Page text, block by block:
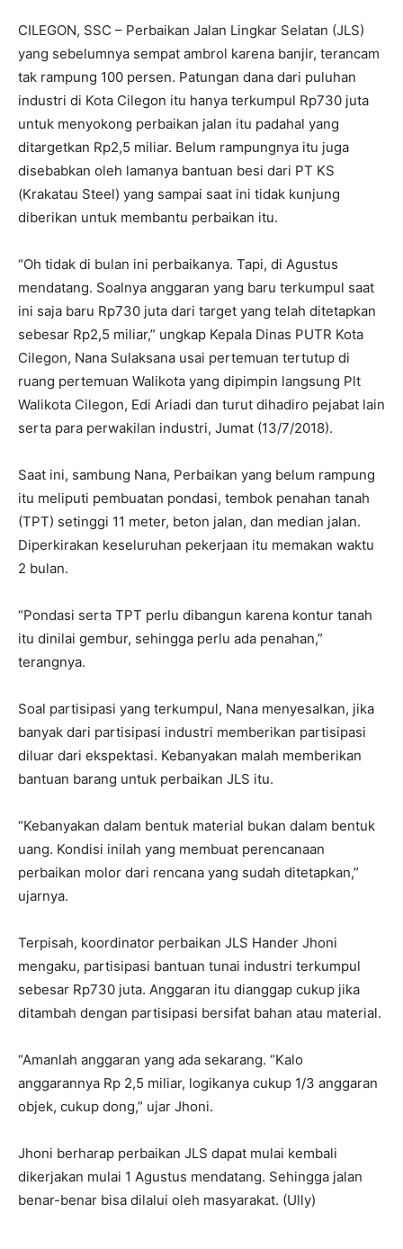
CILEGON, SSC – Perbaikan Jalan Lingkar Selatan (JLS)
yang sebelumnya sempat ambrol karena banjir, terancam
tak rampung 100 persen. Patungan dana dari puluhan
industri di Kota Cilegon itu hanya terkumpul Rp730 juta
untuk menyokong perbaikan jalan itu padahal yang
ditargetkan Rp2,5 miliar. Belum rampungnya itu juga
disebabkan oleh lamanya bantuan besi dari PT KS
(Krakatau Steel) yang sampai saat ini tidak kunjung
diberikan untuk membantu perbaikan itu.
“Oh tidak di bulan ini perbaikanya. Tapi, di Agustus
mendatang. Soalnya anggaran yang baru terkumpul saat
ini saja baru Rp730 juta dari target yang telah ditetapkan
sebesar Rp2,5 miliar,” ungkap Kepala Dinas PUTR Kota
Cilegon, Nana Sulaksana usai pertemuan tertutup di
ruang pertemuan Walikota yang dipimpin langsung Plt
Walikota Cilegon, Edi Ariadi dan turut dihadiro pejabat lain
serta para perwakilan industri, Jumat (13/7/2018).
Saat ini, sambung Nana, Perbaikan yang belum rampung
itu meliputi pembuatan pondasi, tembok penahan tanah
(TPT) setinggi 11 meter, beton jalan, dan median jalan.
Diperkirakan keseluruhan pekerjaan itu memakan waktu
2 bulan.
“Pondasi serta TPT perlu dibangun karena kontur tanah
itu dinilai gembur, sehingga perlu ada penahan,”
terangnya.
Soal partisipasi yang terkumpul, Nana menyesalkan, jika
banyak dari partisipasi industri memberikan partisipasi
diluar dari ekspektasi. Kebanyakan malah memberikan
bantuan barang untuk perbaikan JLS itu.
“Kebanyakan dalam bentuk material bukan dalam bentuk
uang. Kondisi inilah yang membuat perencanaan
perbaikan molor dari rencana yang sudah ditetapkan,”
ujarnya.
Terpisah, koordinator perbaikan JLS Hander Jhoni
mengaku, partisipasi bantuan tunai industri terkumpul
sebesar Rp730 juta. Anggaran itu dianggap cukup jika
ditambah dengan partisipasi bersifat bahan atau material.
“Amanlah anggaran yang ada sekarang. “Kalo
anggarannya Rp 2,5 miliar, logikanya cukup 1/3 anggaran
objek, cukup dong,” ujar Jhoni.
Jhoni berharap perbaikan JLS dapat mulai kembali
dikerjakan mulai 1 Agustus mendatang. Sehingga jalan
benar-benar bisa dilalui oleh masyarakat. (Ully)